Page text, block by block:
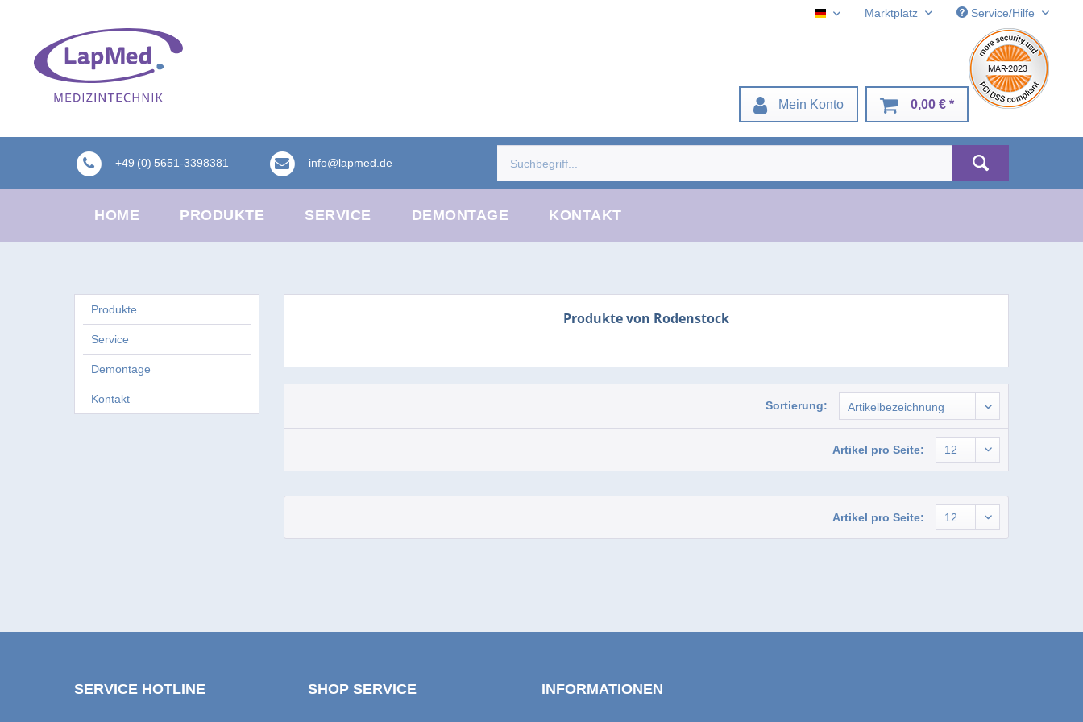
DeustchMarktplatz Service/Hilfe
Mein Konto 0,00 € *
+49 (0) 5651-3398381 info@lapmed.de
HOME PRODUKTE SERVICE DEMONTAGE KONTAKT
Produkte
Service
Demontage
Kontakt
Produkte von Rodenstock
Sortierung:
Artikel pro Seite:
Artikel pro Seite:
SERVICE HOTLINE SHOP SERVICE INFORMATIONEN